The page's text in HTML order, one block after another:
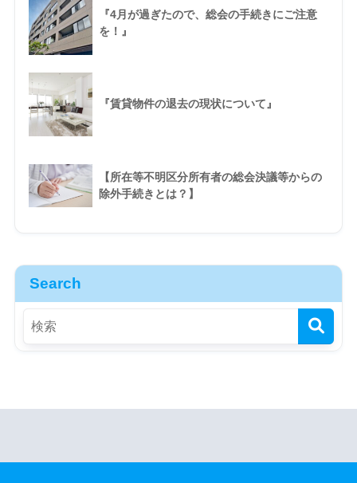
『4月が過ぎたので、総会の手続きにご注意
を！』
『賃貸物件の退去の現状について』
【所在等不明区分所有者の総会決議等からの
除外手続きとは？】
Search